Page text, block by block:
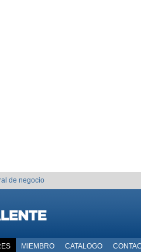
de negocio
MIEMBRO CATALOGO